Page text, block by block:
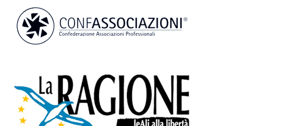
Ferrari SegretoIl mito
edizioni Minerva